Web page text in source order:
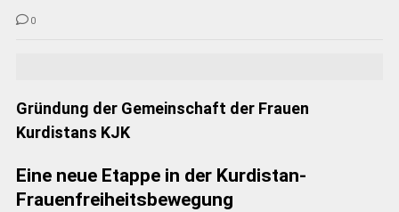
0
Gründung der Gemeinschaft der Frauen
Kurdistans KJK
Eine neue Etappe in der Kurdistan-
Frauenfreiheitsbewegung